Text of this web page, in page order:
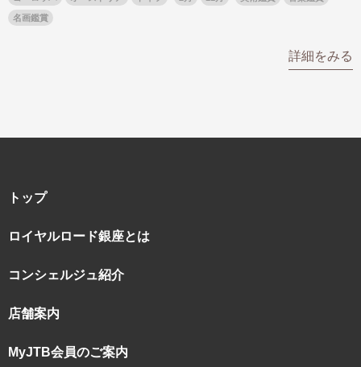
名画鑑賞
詳細をみる
トップ
ロイヤルロード銀座とは
コンシェルジュ紹介
店舗案内
MyJTB会員のご案内